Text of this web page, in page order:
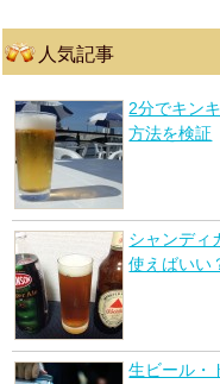
人気記事
2分でキン
方法を検証
シャンディ
使えばいい
生ビール・